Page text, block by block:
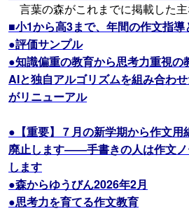
言葉の森がこれまでに掲載した主
■小1から高3まで、年間の作文指
●評価サンプル
●知識偏重の教育から思考力重視の
AIと独自アルゴリズムを組み合わ
がリニューアル
●【重要】７月の新学期から作文用
廃止します――手書きの人は作文
します
●森からゆうびん2026年2月
●思考力を育てる作文教育